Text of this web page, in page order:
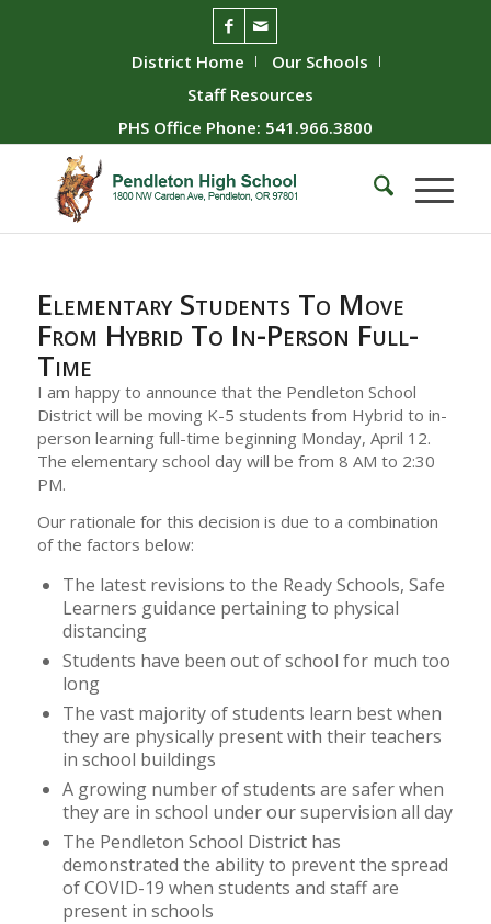
District Home
Our Schools
Staff Resources
PHS Office Phone: 541.966.3800
Elementary Students To Move
From Hybrid To In-Person Full-
Time
I am happy to announce that the Pendleton School
District will be moving K-5 students from Hybrid to in-
person learning full-time beginning Monday, April 12.
The elementary school day will be from 8 AM to 2:30
PM.
Our rationale for this decision is due to a combination
of the factors below:
The latest revisions to the Ready Schools, Safe
Learners guidance pertaining to physical
distancing
Students have been out of school for much too
long
The vast majority of students learn best when
they are physically present with their teachers
in school buildings
A growing number of students are safer when
they are in school under our supervision all day
The Pendleton School District has
demonstrated the ability to prevent the spread
of COVID-19 when students and staff are
present in schools